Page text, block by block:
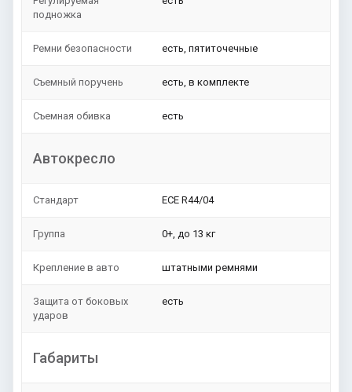
подножка
Ремни безопасности есть, пятиточечные
Съемный поручень есть, в комплекте
Съемная обивка есть
Автокресло
Стандарт ЕСЕ R44/04
Группа 0+, до 13 кг
Крепление в авто штатными ремнями
Защита от боковых
ударов
есть
Габариты